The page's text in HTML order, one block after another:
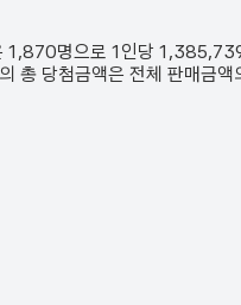
1,870명으로 1인당
총 당첨금액은 전체 판매금